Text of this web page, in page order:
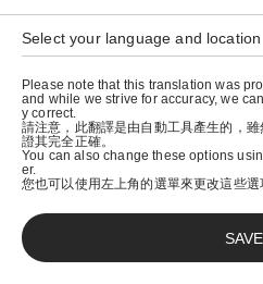
特定商取引法に基づく表示
会社概要
© graniph
Select your language and location
Please note that this translation was
and while we strive for accuracy, we
y correct.
請注意，此翻譯是由自動工具產生的，
證其完全正確。
You can also change these options
er.
您也可以使用左上角的選單來更改這些選
SAVE